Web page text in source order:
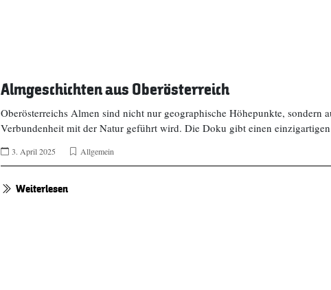
Almgeschichten aus Oberösterreich
Oberösterreichs Almen sind nicht nur geographische Höhepunkte, sondern
Verbundenheit mit der Natur geführt wird. Die Doku gibt einen
3. April 2025 Allgemein
Weiterlesen